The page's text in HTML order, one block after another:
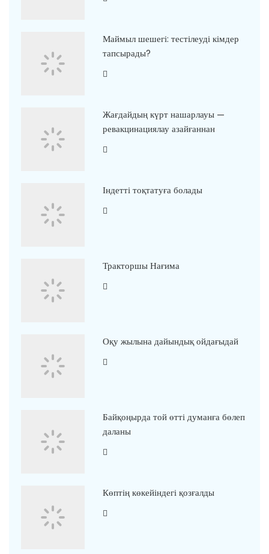
Маймыл шешегі: тестілеуді кімдер
тапсырады?
Жағдайдың күрт нашарлауы —
ревакцинациялау азайғаннан
Індетті тоқтатуға болады
Тракторшы Нағима
Оқу жылына дайындық ойдағыдай
Байқоңырда той өтті думанға бөлеп
даланы
Көптің көкейіндегі қозғалды